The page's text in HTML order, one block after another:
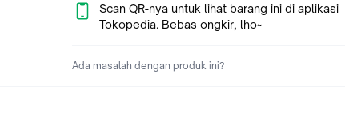
Info Detail, Hubungi Admin.!!!
Scan QR-nya untuk lihat barang ini di aplikasi
Tokopedia. Bebas ongkir, lho~
Ada masalah dengan produk ini?